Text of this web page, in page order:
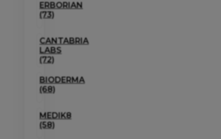
ERBORIAN
(73)
CANTABRIA
LABS
(72)
BIODERMA
(68)
MEDIK8
(58)